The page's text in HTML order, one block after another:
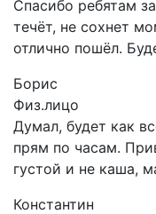
Спасибо ребятам
течёт, не сохнет
отлично пошёл.
Борис
Физ.лицо
Думал, будет как
прям по часам.
густой и не каша,
Константин